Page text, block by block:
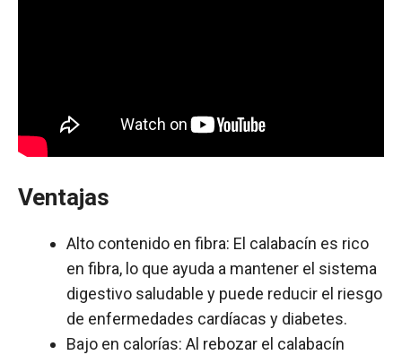
Ventajas
Alto contenido en fibra: El calabacín es rico
en fibra, lo que ayuda a mantener el sistema
digestivo saludable y puede reducir el riesgo
de enfermedades cardíacas y diabetes.
Bajo en calorías: Al rebozar el calabacín